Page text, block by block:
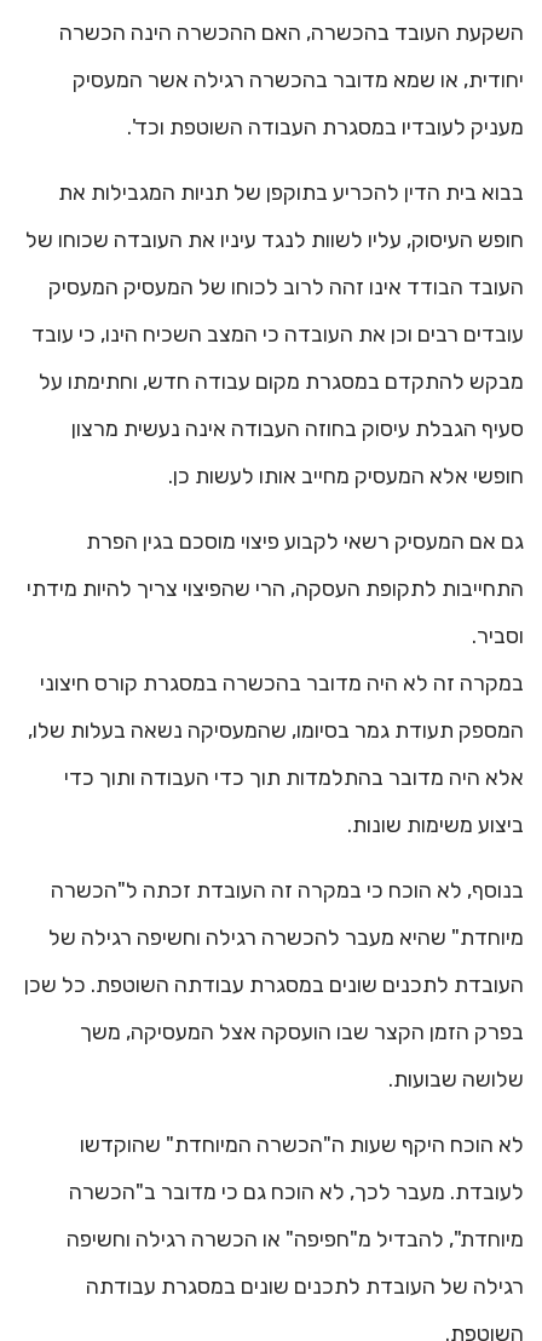
השקעת העובד בהכשרה, האם ההכשרה הינה הכשרה
יחודית, או שמא מדובר בהכשרה רגילה אשר המעסיק
מעניק לעובדיו במסגרת העבודה השוטפת וכד'.
בבוא בית הדין להכריע בתוקפן של תניות המגבילות את
חופש העיסוק, עליו לשוות לנגד עיניו את העובדה שכוחו של
העובד הבודד אינו זהה לרוב לכוחו של המעסיק המעסיק
עובדים רבים וכן את העובדה כי המצב השכיח הינו, כי עובד
מבקש להתקדם במסגרת מקום עבודה חדש, וחתימתו על
סעיף הגבלת עיסוק בחוזה העבודה אינה נעשית מרצון
חופשי אלא המעסיק מחייב אותו לעשות כן.
גם אם המעסיק רשאי לקבוע פיצוי מוסכם בגין הפרת
התחייבות לתקופת העסקה, הרי שהפיצוי צריך להיות מידתי
וסביר.
במקרה זה לא היה מדובר בהכשרה במסגרת קורס חיצוני
המספק תעודת גמר בסיומו, שהמעסיקה נשאה בעלות שלו,
אלא היה מדובר בהתלמדות תוך כדי העבודה ותוך כדי
ביצוע משימות שונות.
בנוסף, לא הוכח כי במקרה זה העובדת זכתה ל"הכשרה
מיוחדת" שהיא מעבר להכשרה רגילה וחשיפה רגילה של
העובדת לתכנים שונים במסגרת עבודתה השוטפת. כל שכן
בפרק הזמן הקצר שבו הועסקה אצל המעסיקה, משך
שלושה שבועות.
לא הוכח היקף שעות ה"הכשרה המיוחדת" שהוקדשו
לעובדת. מעבר לכך, לא הוכח גם כי מדובר ב"הכשרה
מיוחדת", להבדיל מ"חפיפה" או הכשרה רגילה וחשיפה
רגילה של העובדת לתכנים שונים במסגרת עבודתה
השוטפת.